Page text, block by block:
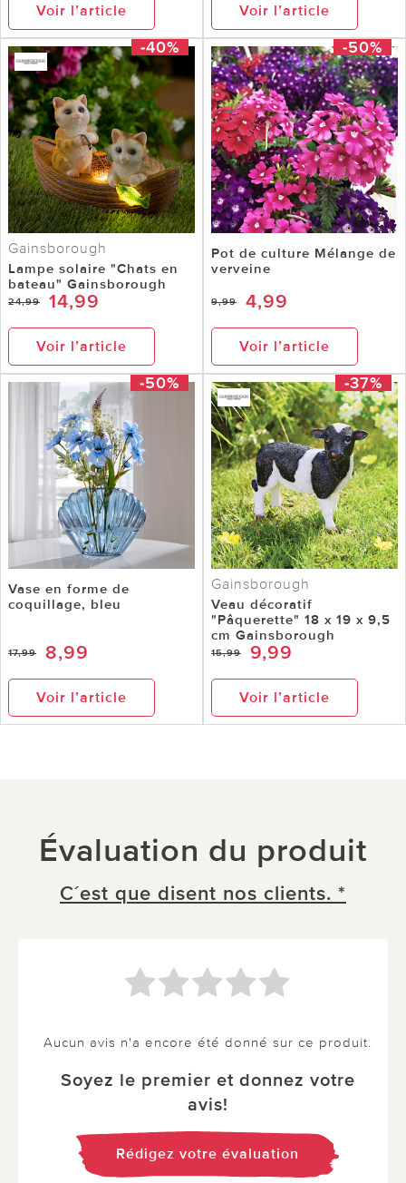
Voir l’article Voir l’article
-40%
Gainsborough
Lampe solaire "Chats en
bateau" Gainsborough
24,99 14,99
Voir l’article
-50%
Pot de culture Mélange de
verveine
9,99 4,99
Voir l’article
-50%
Vase en forme de
coquillage, bleu
17,99 8,99
Voir l’article
-37%
Gainsborough
Veau décoratif
"Pâquerette" 18 x 19 x 9,5
cm Gainsborough
15,99 9,99
Voir l’article
Évaluation du produit
C´est que disent nos clients. *
Aucun avis n'a encore été donné sur ce produit.
Soyez le premier et donnez votre
avis!
Rédigez votre évaluation